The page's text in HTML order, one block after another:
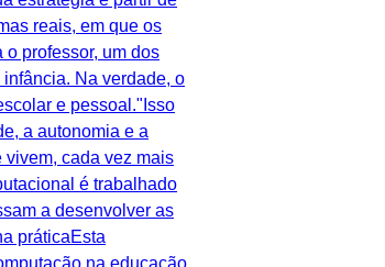
reais, em que os
professor, um dos
Na verdade, o
e pessoal."Isso
a autonomia e a
cada vez mais
é trabalhado
a desenvolver as
práticaEsta
na educação